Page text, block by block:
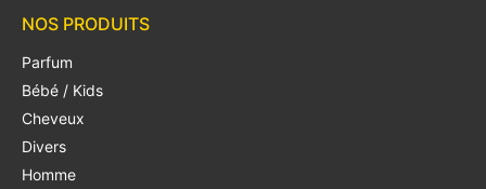
NOS PRODUITS
Parfum
Bébé / Kids
Cheveux
Divers
Homme